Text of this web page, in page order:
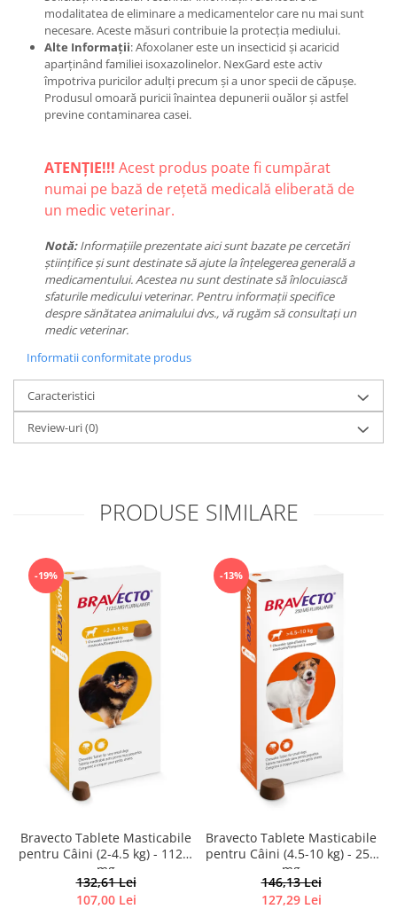
modalitatea de eliminare a medicamentelor care nu mai sunt
necesare. Aceste măsuri contribuie la protecția mediului.
Alte Informații: Afoxolaner este un insecticid și acaricid
aparținând familiei isoxazolinelor. NexGard este activ
împotriva puricilor adulți precum și a unor specii de căpușe.
Produsul omoară puricii înaintea depunerii ouălor și astfel
previne contaminarea casei.
ATENȚIE!!! Acest produs poate fi cumpărat
numai pe bază de rețetă medicală eliberată de
un medic veterinar.
Notă:Informațiile prezentate aici sunt bazate pe cercetări
științifice și sunt destinate să ajute la înțelegerea generală a
medicamentului. Acestea nu sunt destinate să înlocuiască
sfaturile medicului veterinar. Pentru informații specifice
despre sănătatea animalului dvs., vă rugăm să consultați un
medic veterinar.
Informatii conformitate produs
Caracteristici
Review-uri(0)
PRODUSE SIMILARE
-19%
Bravecto Tablete Masticabile
pentru Câini (2-4.5 kg) - 112.5
mg
132,61 Lei
107,00 Lei
-13%
Bravecto Tablete Masticabile
pentru Câini (4.5-10 kg) - 250
mg
146,13 Lei
127,29 Lei